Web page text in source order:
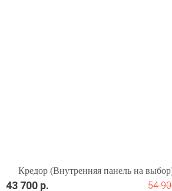
Кредор (Внутренняя панель на
43 700 р. 54